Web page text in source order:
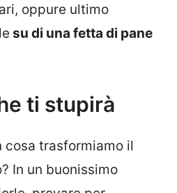
oppure ultimo
su di una fetta di pane
ti stupirà
trasformiamo il
In un buonissimo